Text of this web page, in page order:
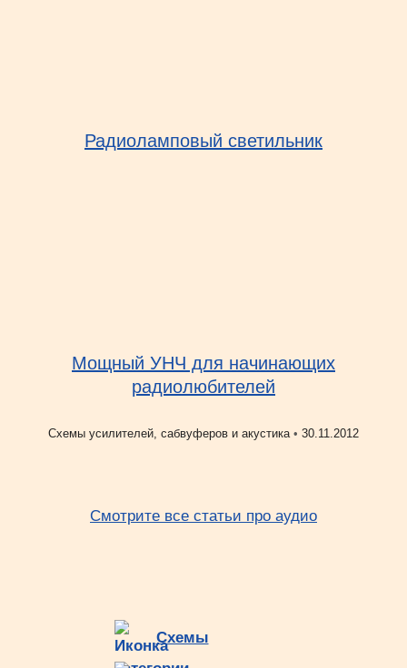
Радиоламповый светильник
Мощный УНЧ для начинающих
радиолюбителей
Рубрики
Схемы усилителей, сабвуферов и акустика• 30.11.2012
Смотрите все статьи про аудио
Схемы